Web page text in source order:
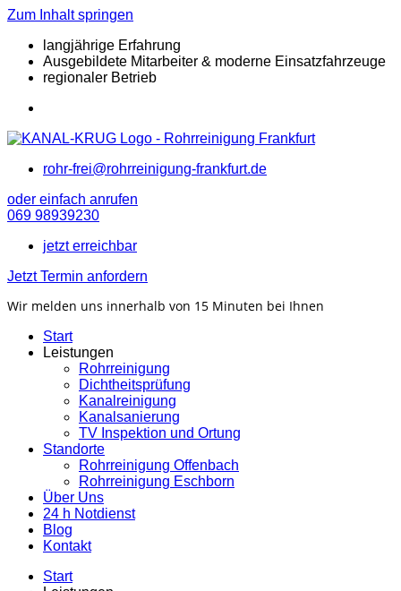
Zum Inhalt springen
langjährige Erfahrung
Ausgebildete Mitarbeiter & moderne Einsatzfahrzeuge
regionaler Betrieb
rohr-frei@rohrreinigung-frankfurt.de
oder einfach anrufen
069 98939230
jetzt erreichbar
Jetzt Termin anfordern
Wir melden uns innerhalb von 15 Minuten bei Ihnen
Start
Leistungen
Rohrreinigung
Dichtheitsprüfung
Kanalreinigung
Kanalsanierung
TV Inspektion und Ortung
Standorte
Rohrreinigung Offenbach
Rohrreinigung Eschborn
Über Uns
24 h Notdienst
Blog
Kontakt
Start